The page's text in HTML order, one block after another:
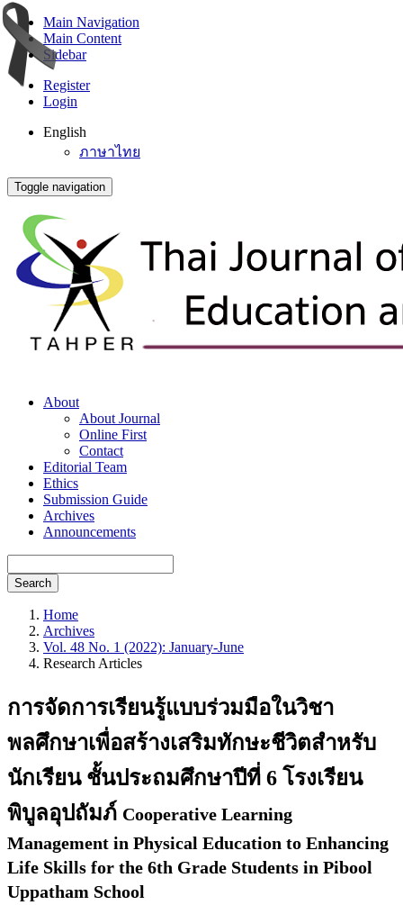
Main Navigation
Main Content
Sidebar
Register
Login
English
ภาษาไทย
Toggle navigation
About
About Journal
Online First
Contact
Editorial Team
Ethics
Submission Guide
Archives
Announcements
Search
Home
Archives
Vol. 48 No. 1 (2022): January-June
Research Articles
การจัดการเรียนรู้แบบร่วมมือในวิชา
พลศึกษาเพื่อสร้างเสริมทักษะชีวิตสำหรับ
นักเรียน ชั้นประถมศึกษาปีที่ 6 โรงเรียน
พิบูลอุปถัมภ์ Cooperative Learning
Management in Physical Education to Enhancing
Life Skills for the 6th Grade Students in Pibool
Uppatham School